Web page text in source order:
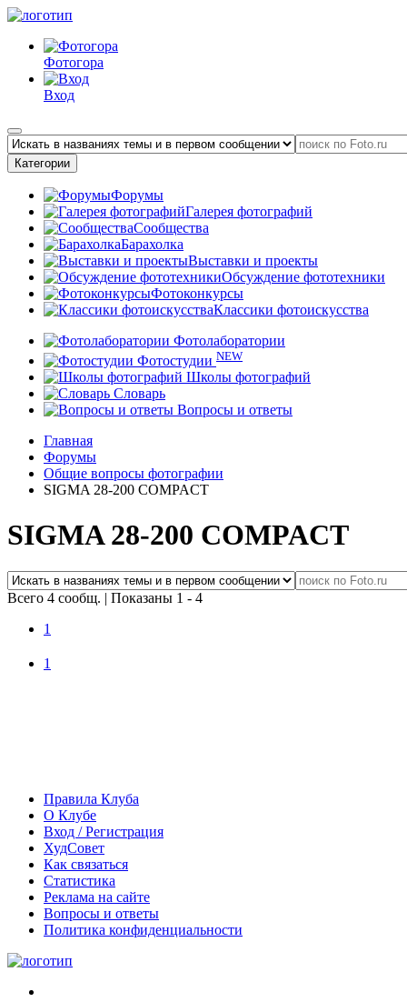
Фотогора
Вход
Категории
Форумы
Галерея фотографий
Сообщества
Барахолка
Выставки и проекты
Обсуждение фототехники
Фотоконкурсы
Классики фотоискусства
Фотолаборатории
Фотостудии NEW
Школы фотографий
Словарь
Вопросы и ответы
Главная
Форумы
Общие вопросы фотографии
SIGMA 28-200 COMPACT
SIGMA 28-200 COMPACT
Всего 4 сообщ. | Показаны 1 - 4
1
1
Правила Клуба
О Клубе
Вход / Регистрация
ХудСовет
Как связаться
Статистика
Реклама на сайте
Вопросы и ответы
Политика конфиденциальности